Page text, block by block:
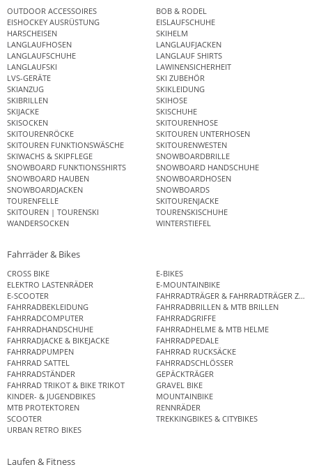
OUTDOOR ACCESSOIRES
BOB & RODEL
EISHOCKEY AUSRÜSTUNG
EISLAUFSCHUHE
HARSCHEISEN
SKIHELM
LANGLAUFHOSEN
LANGLAUFJACKEN
LANGLAUFSCHUHE
LANGLAUF SHIRTS
LANGLAUFSKI
LAWINENSICHERHEIT
LVS-GERÄTE
SKI ZUBEHÖR
SKIANZUG
SKIKLEIDUNG
SKIBRILLEN
SKIHOSE
SKIJACKE
SKISCHUHE
SKISOCKEN
SKITOURENHOSE
SKITOURENRÖCKE
SKITOUREN UNTERHOSEN
SKITOUREN FUNKTIONSWÄSCHE
SKITOURENWESTEN
SKIWACHS & SKIPFLEGE
SNOWBOARDBRILLE
SNOWBOARD FUNKTIONSSHIRTS
SNOWBOARD HANDSCHUHE
SNOWBOARD HAUBEN
SNOWBOARDHOSEN
SNOWBOARDJACKEN
SNOWBOARDS
TOURENFELLE
SKITOURENJACKE
SKITOUREN | TOURENSKI
TOURENSKISCHUHE
WANDERSOCKEN
WINTERSTIEFEL
Fahrräder & Bikes
CROSS BIKE
E-BIKES
ELEKTRO LASTENRÄDER
E-MOUNTAINBIKE
E-SCOOTER
FAHRRADTRÄGER & FAHRRADTRÄGER
FAHRRADBEKLEIDUNG
FAHRRADBRILLEN & MTB BRILLEN
FAHRRADCOMPUTER
FAHRRADGRIFFE
FAHRRADHANDSCHUHE
FAHRRADHELME & MTB HELME
FAHRRADJACKE & BIKEJACKE
FAHRRADPEDALE
FAHRRADPUMPEN
FAHRRAD RUCKSÄCKE
FAHRRAD SATTEL
FAHRRADSCHLÖSSER
FAHRRADSTÄNDER
GEPÄCKTRÄGER
FAHRRAD TRIKOT & BIKE TRIKOT
GRAVEL BIKE
KINDER- & JUGENDBIKES
MOUNTAINBIKE
MTB PROTEKTOREN
RENNRÄDER
SCOOTER
TREKKINGBIKES & CITYBIKES
URBAN RETRO BIKES
Laufen & Fitness